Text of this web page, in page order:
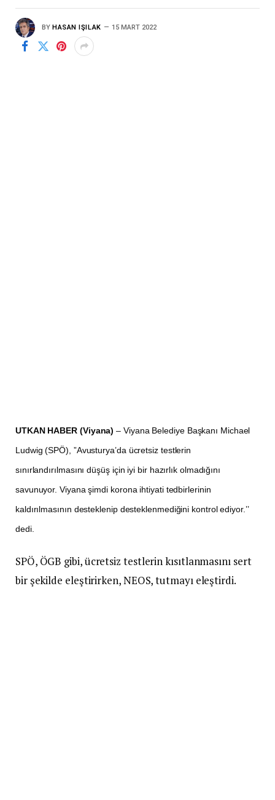
BY HASAN IŞILAK 15 MART 2022
UTKAN HABER (Viyana)– Viyana Belediye Başkanı Michael
Ludwig (SPÖ), ”Avusturya’da ücretsiz testlerin
sınırlandırılmasını düşüş için iyi bir hazırlık olmadığını
savunuyor. Viyana şimdi korona ihtiyati tedbirlerinin
kaldırılmasının desteklenip desteklenmediğini kontrol ediyor.’’
dedi.
SPÖ, ÖGB gibi, ücretsiz testlerin kısıtlanmasını sert
bir şekilde eleştirirken, NEOS, tutmayı eleştirdi.